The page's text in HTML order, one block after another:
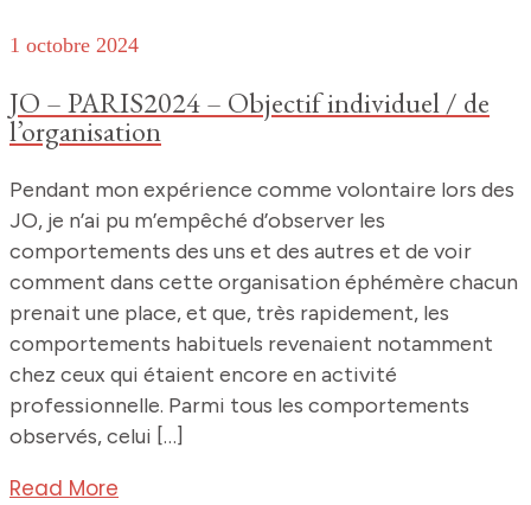
1 octobre 2024
JO – PARIS2024 – Objectif individuel / de
l’organisation
Pendant mon expérience comme volontaire lors des
JO, je n’ai pu m’empêché d’observer les
comportements des uns et des autres et de voir
comment dans cette organisation éphémère chacun
prenait une place, et que, très rapidement, les
comportements habituels revenaient notamment
chez ceux qui étaient encore en activité
professionnelle. Parmi tous les comportements
observés, celui […]
Read More